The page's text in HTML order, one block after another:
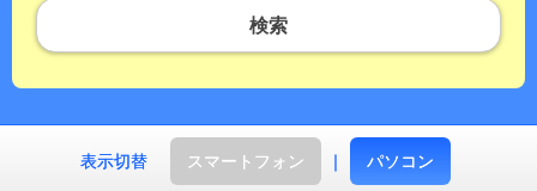
検索
表示切替 スマートフォン ｜ パソコン